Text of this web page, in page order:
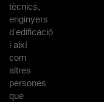
tècnics,
enginyers
d'edificació
i així
com
altres
persones
que